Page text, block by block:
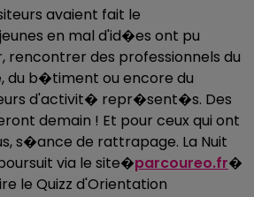
avaient fait le
en mal d'id�es ont pu
rencontrer des professionnels du
du b�timent ou encore du
d'activit� repr�sent�s. Des
demain ! Et pour ceux qui ont
s�ance de rattrapage. La Nuit
via le site�parcoureo.fr�
le Quizz d'Orientation